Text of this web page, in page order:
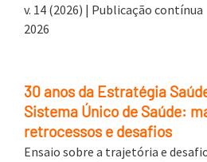
v. 14 (2026) | Publicação contínua
2026
30 anos da Estratégia
Sistema Único de Saúde:
retrocessos e desafios
Ensaio sobre a trajetória e